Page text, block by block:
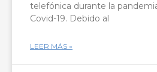
telefónica durante la
Covid-19. Debido al
LEER MÁS »